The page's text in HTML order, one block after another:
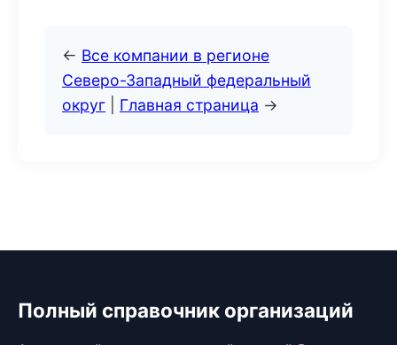
← Все компании в регионе
Северо-Западный федеральный
округ
Главная страница →
Полный справочник организаций